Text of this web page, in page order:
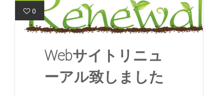
0
Webサイトリニュ
ーアル致しました